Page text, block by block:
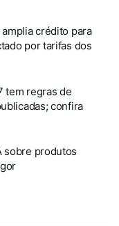
crédito para
por tarifas dos
tem regras de
confira
sobre produtos